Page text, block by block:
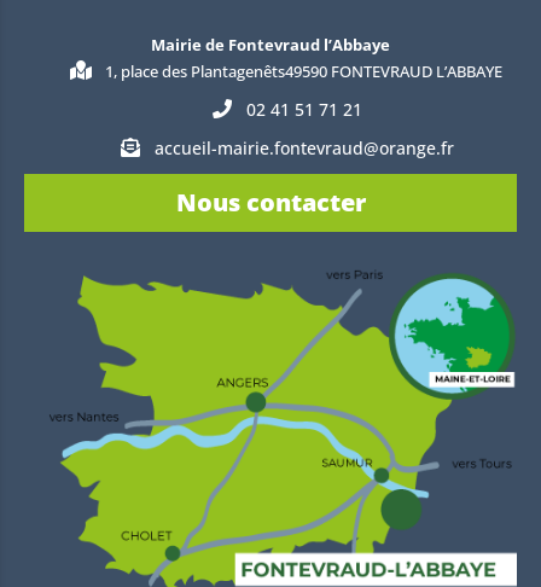
Mairie de Fontevraud l’Abbaye
1, place des Plantagenêts49590 FONTEVRAUD L’ABBAYE
02 41 51 71 21
accueil-mairie.fontevraud@orange.fr
Nous contacter